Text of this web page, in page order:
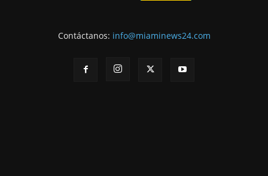
Contáctanos: info@miaminews24.com